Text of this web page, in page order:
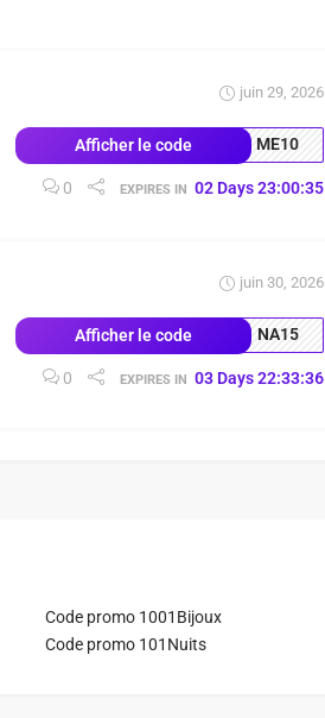
juin 29, 2026
Afficher le code ME10
0 EXPIRES IN 02 Days 23:00:34
juin 30, 2026
Afficher le code NA15
0 EXPIRES IN 03 Days 22:33:35
Code promo 1001Bijoux
Code promo 101Nuits